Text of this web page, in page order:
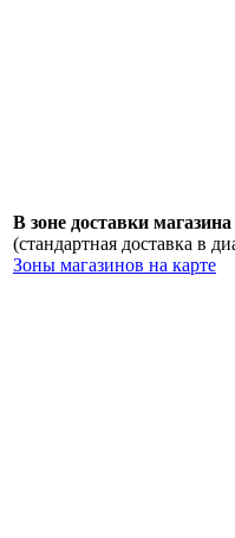
В зоне доставки магазина
(стандартная доставка в
Зоны магазинов на карте